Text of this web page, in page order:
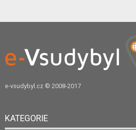
e-vsudybyl.cz © 2008-2017
KATEGORIE